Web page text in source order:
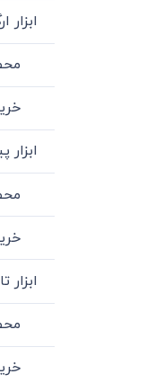
ابزار
ابزار
ابزار